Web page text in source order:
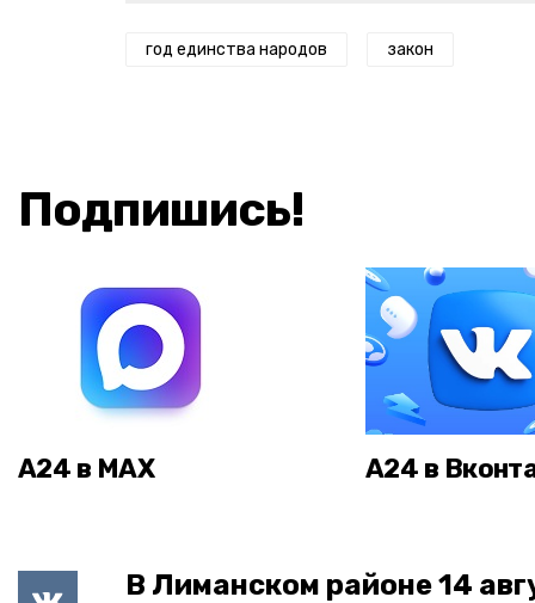
год единства народов закон
Подпишись!
А24 в MAX А24 в
В Лиманском районе 14